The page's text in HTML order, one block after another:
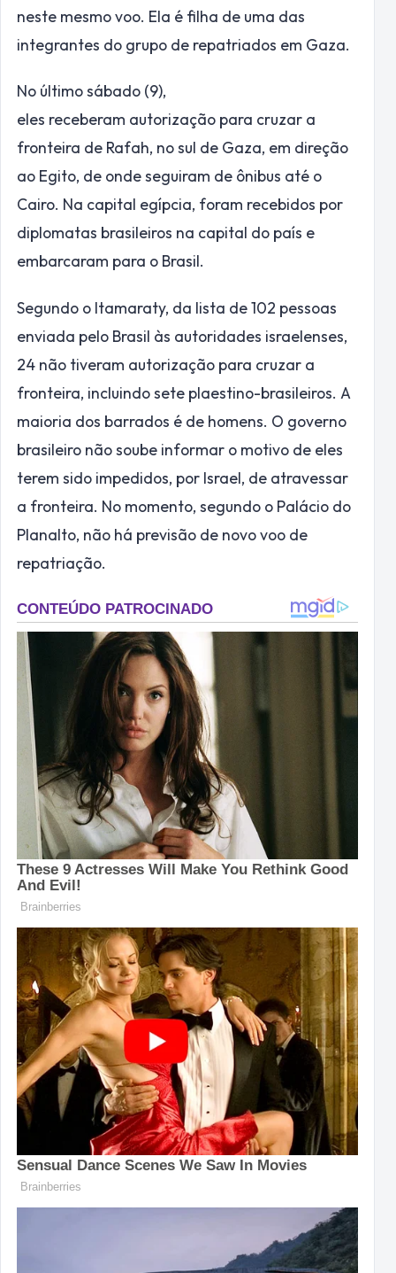
neste mesmo voo. Ela é filha de uma das
integrantes do grupo de repatriados em Gaza.
No último sábado (9),
eles receberam autorização para cruzar a
fronteira de Rafah, no sul de Gaza, em direção
ao Egito, de onde seguiram de ônibus até o
Cairo. Na capital egípcia, foram recebidos por
diplomatas brasileiros na capital do país e
embarcaram para o Brasil.
Segundo o Itamaraty, da lista de 102 pessoas
enviada pelo Brasil às autoridades israelenses,
24 não tiveram autorização para cruzar a
fronteira, incluindo sete plaestino-brasileiros. A
maioria dos barrados é de homens. O governo
brasileiro não soube informar o motivo de eles
terem sido impedidos, por Israel, de atravessar
a fronteira. No momento, segundo o Palácio do
Planalto, não há previsão de novo voo de
repatriação.